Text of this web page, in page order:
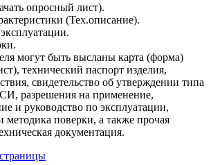
опросный лист).
(Тех.описание).
могут быть высланы карта (форма)
технический паспорт изделия,
свидетельство об утверждении типа
разрешения на применение,
и руководство по эксплуатации,
поверки, а также прочая
документация.